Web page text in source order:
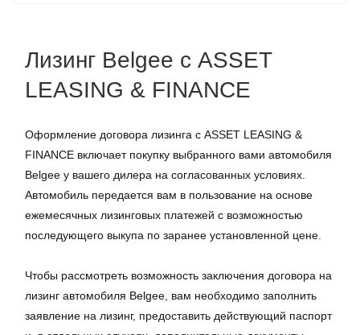
Лизинг Belgee с ASSET
LEASING & FINANCE
Оформление договора лизинга с ASSET LEASING &
FINANCE включает покупку выбранного вами автомобиля
Belgee у вашего дилера на согласованных условиях.
Автомобиль передается вам в пользование на основе
ежемесячных лизинговых платежей с возможностью
последующего выкупа по заранее установленной цене.
Чтобы рассмотреть возможность заключения договора на
лизинг автомобиля Belgee, вам необходимо заполнить
заявление на лизинг, предоставить действующий паспорт